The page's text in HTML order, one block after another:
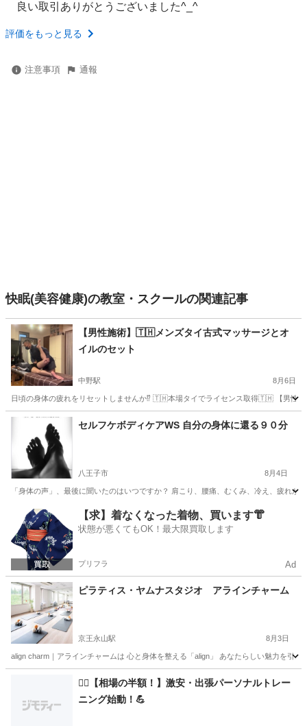
良い取引ありがとうございました^_^
評価をもっと見る
注意事項 通報
快眠(美容健康)の教室・スクールの関連記事
【男性施術】🇹🇭メンズタイ古式マッサージとオ
イルのセット
中野駅 8月6日
日頃の身体の疲れをリセットしませんか⁉️ 🇹🇭本場タイでライセンス取得🇹🇭 【男性
東京 中野区 マッサージ タイ式
セルフケボディケアWS 自分の身体に還る９０分
八王子市 8月4日
「身体の声」、最後に聞いたのはいつですか？ 肩こり、腰痛、むくみ、冷え、疲れ
東京 八王子市 フットマッサージ 肩こり
【求】着なくなった着物、買います👘
状態が悪くてもOK！最大限買取します
プリフラ Ad
ピラティス・ヤムナスタジオ アラインチャーム
京王永山駅 8月3日
align charm｜アラインチャームは 心と身体を整える「align」 あなたらしい魅力を引
京王永山駅 その他 ヤムナ
🚶‍♂️【相場の半額！】激安・出張パーソナルトレー
ニング始動！💪